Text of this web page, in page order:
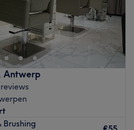
Kapper in samenwerking met
Antwerpen is gevestigd in salon
Het team bestaat uit Philippe en
ervaring jouw haar in
te knippen & stylen.
op droog haar volgens de
het haar. Daarnaast is er
van haarverzorging en
met name Yasmine is een
Antwerp
Brushing